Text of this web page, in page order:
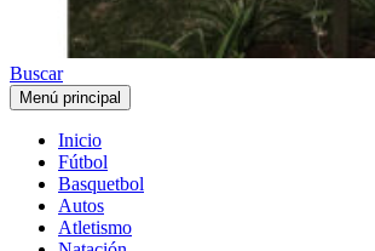
Buscar
Menú principal
Inicio
Fútbol
Basquetbol
Autos
Atletismo